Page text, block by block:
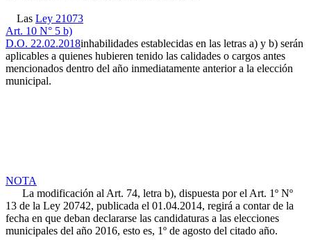
Las Ley 21073
Art. 10 N° 5 b)
D.O. 22.02.2018inhabilidades establecidas en las letras a) y b) serán
aplicables a quienes hubieren tenido las calidades o cargos antes
mencionados dentro del año inmediatamente anterior a la elección
municipal.
NOTA
La modificación al Art. 74, letra b), dispuesta por el Art. 1º Nº
13 de la Ley 20742, publicada el 01.04.2014, regirá a contar de la
fecha en que deban declararse las candidaturas a las elecciones
municipales del año 2016, esto es, 1º de agosto del citado año.